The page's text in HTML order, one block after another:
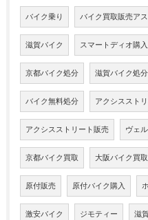
バイク乗り バイク買取販売ア
滋賀バイク スマートディオ購入
京都バイク処分 滋賀バイク処分
バイク無料処分 アクシススト
アクシスストリート販売 ヴェ
京都バイク買取 大阪バイク買取
原付販売 原付バイク購入
激安バイク ジモティー 滋